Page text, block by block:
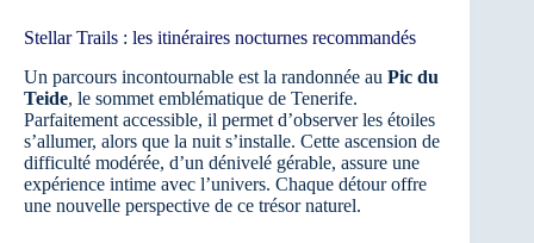
Stellar Trails : les itinéraires nocturnes recommandés
Un parcours incontournable est la randonnée au Pic du
Teide, le sommet emblématique de Tenerife.
Parfaitement accessible, il permet d’observer les étoiles
s’allumer, alors que la nuit s’installe. Cette ascension de
difficulté modérée, d’un dénivelé gérable, assure une
expérience intime avec l’univers. Chaque détour offre
une nouvelle perspective de ce trésor naturel.